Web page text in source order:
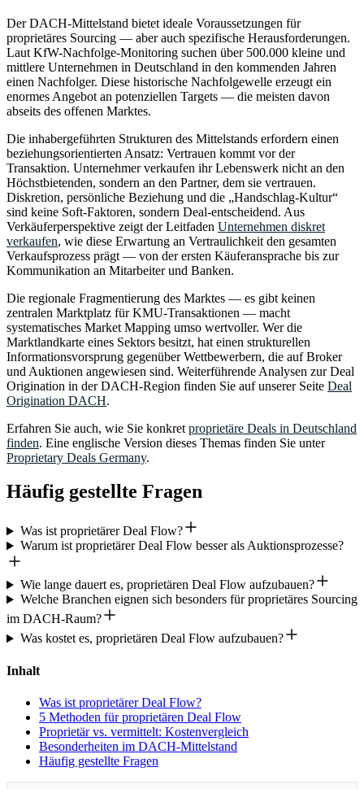
Der DACH-Mittelstand bietet ideale Voraussetzungen für
proprietäres Sourcing — aber auch spezifische Herausforderungen.
Laut KfW-Nachfolge-Monitoring suchen über 500.000 kleine und
mittlere Unternehmen in Deutschland in den kommenden Jahren
einen Nachfolger. Diese historische Nachfolgewelle erzeugt ein
enormes Angebot an potenziellen Targets — die meisten davon
abseits des offenen Marktes.
Die inhabergeführten Strukturen des Mittelstands erfordern einen
beziehungsorientierten Ansatz: Vertrauen kommt vor der
Transaktion. Unternehmer verkaufen ihr Lebenswerk nicht an den
Höchstbietenden, sondern an den Partner, dem sie vertrauen.
Diskretion, persönliche Beziehung und die „Handschlag-Kultur“
sind keine Soft-Faktoren, sondern Deal-entscheidend. Aus
Verkäuferperspektive zeigt der Leitfaden Unternehmen diskret
verkaufen, wie diese Erwartung an Vertraulichkeit den gesamten
Verkaufsprozess prägt — von der ersten Käuferansprache bis zur
Kommunikation an Mitarbeiter und Banken.
Die regionale Fragmentierung des Marktes — es gibt keinen
zentralen Marktplatz für KMU-Transaktionen — macht
systematisches Market Mapping umso wertvoller. Wer die
Marktlandkarte eines Sektors besitzt, hat einen strukturellen
Informationsvorsprung gegenüber Wettbewerbern, die auf Broker
und Auktionen angewiesen sind. Weiterführende Analysen zur Deal
Origination in der DACH-Region finden Sie auf unserer Seite Deal
Origination DACH.
Erfahren Sie auch, wie Sie konkret proprietäre Deals in Deutschland
finden. Eine englische Version dieses Themas finden Sie unter
Proprietary Deals Germany.
Häufig gestellte Fragen
Was ist proprietärer Deal Flow?
Warum ist proprietärer Deal Flow besser als Auktionsprozesse?
Wie lange dauert es, proprietären Deal Flow aufzubauen?
Welche Branchen eignen sich besonders für proprietäres Sourcing
im DACH-Raum?
Was kostet es, proprietären Deal Flow aufzubauen?
Inhalt
Was ist proprietärer Deal Flow?
5 Methoden für proprietären Deal Flow
Proprietär vs. vermittelt: Kostenvergleich
Besonderheiten im DACH-Mittelstand
Häufig gestellte Fragen